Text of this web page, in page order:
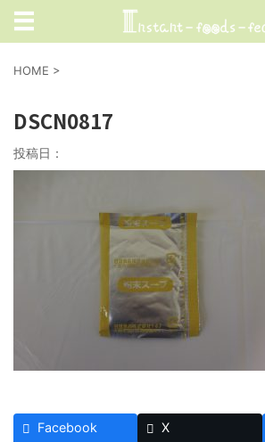
HOME >
DSCN0817
投稿日：
Facebook X